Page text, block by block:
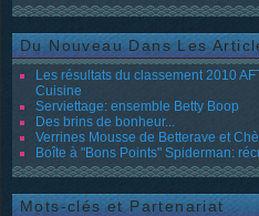
Du Nouveau Dans Les
Les résultats du classement 2010
Cuisine
Serviettage: ensemble Betty Boop
Des brins de bonheur...
Verrines Mousse de Betterave et
Boîte à "Bons Points" Spiderman:
Mots-clés et Partenariat